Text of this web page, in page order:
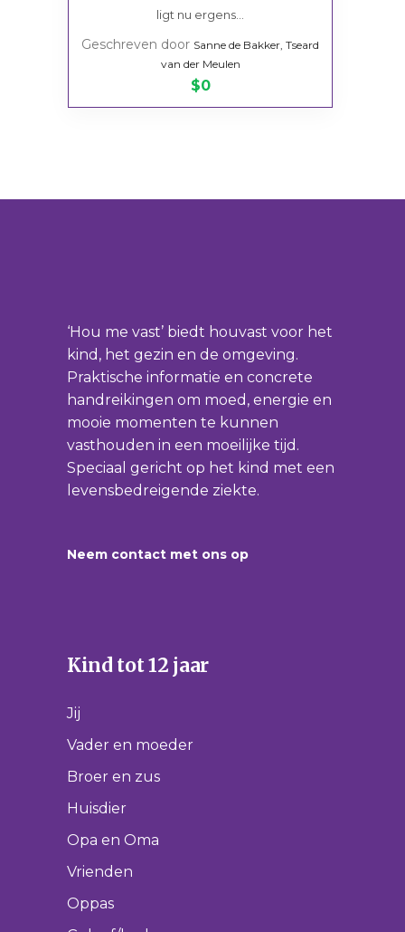
ligt nu ergens...
Geschreven door Sanne de Bakker, Tseard
van der Meulen
$0
‘Hou me vast’ biedt houvast voor het
kind, het gezin en de omgeving.
Praktische informatie en concrete
handreikingen om moed, energie en
mooie momenten te kunnen
vasthouden in een moeilijke tijd.
Speciaal gericht op het kind met een
levensbedreigende ziekte.
Neem contact met ons op
Kind tot 12 jaar
Jij
Vader en moeder
Broer en zus
Huisdier
Opa en Oma
Vrienden
Oppas